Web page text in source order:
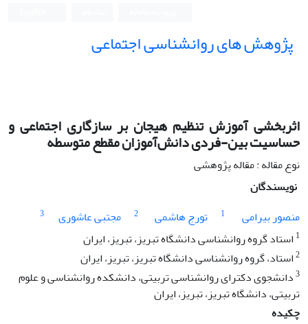
پژوهش های روانشناسی اجتماعی
اثربخشی آموزش تنظیم هیجان بر سازگاری اجتماعی و
حساسیت بین-فردی دانش‌آموزان مقطع متوسطه
نوع مقاله : مقاله پژوهشی
نویسندگان
منصور بیرامی
1 تورج هاشمی 2 مجتبی عاشوری
3
1 استاد گروه روانشناسی دانشگاه تبریز، تبریز، ایران
2استاد، گروه روانشناسی دانشگاه تبریز، تبریز، ایران
3دانشجوی دکترای روانشناسی تربیتی، دانشکده روانشناسی و علوم
تربیتی، دانشگاه تبریز، تبریز، ایران
چکیده